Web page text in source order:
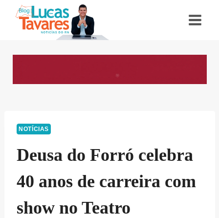
NOTÍCIAS
Deusa do Forró celebra
40 anos de carreira com
show no Teatro